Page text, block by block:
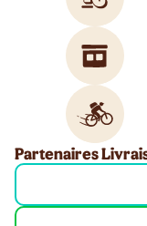
Partenaires